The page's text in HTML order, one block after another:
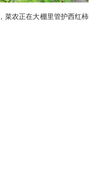
菜农正在大棚里管护西红柿